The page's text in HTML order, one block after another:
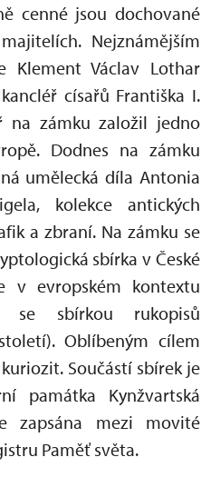
cenné jsou dochované
Nejznámějším
Klement Václav Lothar
císařů Františka I.
na zámku založil jedno
Dodnes na zámku
umělecká díla Antonia
kolekce antických
a zbraní. Na zámku se
sbírka v České
v evropském kontextu
se sbírkou rukopisů
Oblíbeným cílem
Součástí sbírek je
památka Kynžvartská
zapsána mezi movité
Paměť světa.